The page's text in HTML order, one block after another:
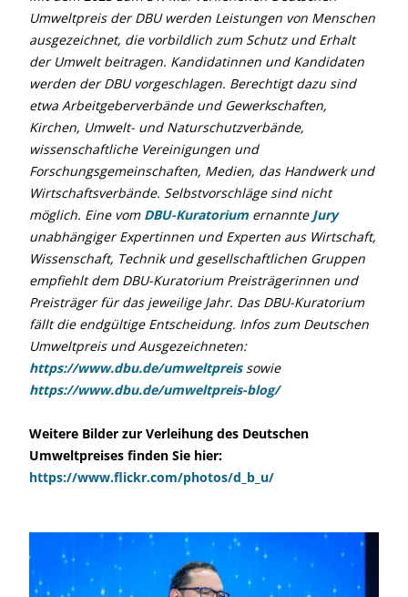
Umweltpreis der DBU werden Leistungen von Menschen
ausgezeichnet, die vorbildlich zum Schutz und Erhalt
der Umwelt beitragen. Kandidatinnen und Kandidaten
werden der DBU vorgeschlagen. Berechtigt dazu sind
etwa Arbeitgeberverbände und Gewerkschaften,
Kirchen, Umwelt- und Naturschutzverbände,
wissenschaftliche Vereinigungen und
Forschungsgemeinschaften, Medien, das Handwerk und
Wirtschaftsverbände. Selbstvorschläge sind nicht
möglich. Eine vom DBU-Kuratorium ernannte Jury
unabhängiger Expertinnen und Experten aus Wirtschaft,
Wissenschaft, Technik und gesellschaftlichen Gruppen
empfiehlt dem DBU-Kuratorium Preisträgerinnen und
Preisträger für das jeweilige Jahr. Das DBU-Kuratorium
fällt die endgültige Entscheidung. Infos zum Deutschen
Umweltpreis und Ausgezeichneten:
https://www.dbu.de/umweltpreissowie
https://www.dbu.de/umweltpreis-blog/
Weitere Bilder zur Verleihung des Deutschen
Umweltpreises finden Sie hier:
https://www.flickr.com/photos/d_b_u/